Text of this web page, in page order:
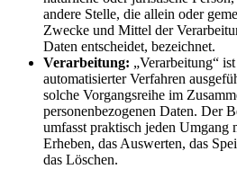
andere Stelle, die allein oder
Zwecke und Mittel der
Daten entscheidet, bezeichnet.
Verarbeitung: „Verarbeitung“
automatisierter Verfahren
solche Vorgangsreihe im
personenbezogenen Daten. Der
umfasst praktisch jeden Umgang
Erheben, das Auswerten, das
das Löschen.